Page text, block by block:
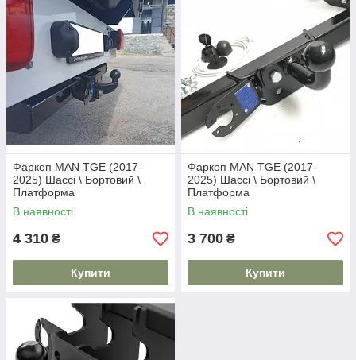
Фаркоп MAN TGE (2017-
2025) Шассі \ Бортовий \
Платформа
В наявності
4 310 ₴
Купити
Фаркоп MAN TGE (2017-
2025) Шассі \ Бортовий \
Платформа
В наявності
3 700 ₴
Купити